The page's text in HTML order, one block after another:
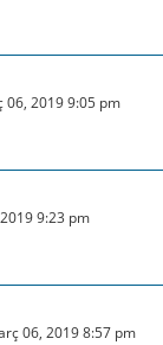
06, 2019 9:05 pm
9:23 pm
06, 2019 8:57 pm